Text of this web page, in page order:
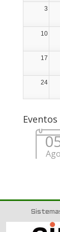
3
10
17
24
Eventos
Ago